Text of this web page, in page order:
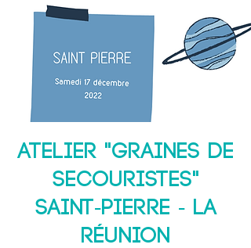
Atelier "Graines de
secouristes"
Saint-Pierre - La
Réunion